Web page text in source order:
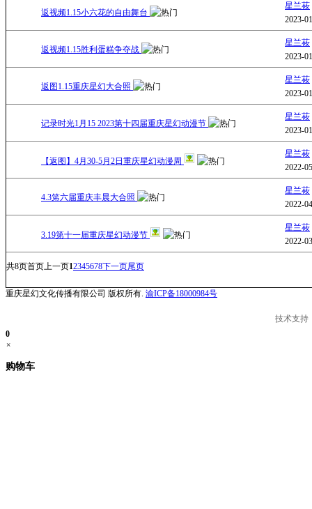
共8页首页上一页12345678下一页尾页
返视频1.15小六花的自由舞台
星兰莜
2023-
返视频1.15胜利蛋糕争夺战
星兰莜
2023-
返图1.15重庆星幻大合照
星兰莜
2023-
记录时光1月15 2023第十四届重庆星幻动漫节
星兰莜
2023-
【返图】4月30-5月2日重庆星幻动漫周
星兰莜
2022-
4.3笫六届重庆丰晨大合照
星兰莜
2022-
3.19第十一届重庆星幻动漫节
星兰莜
2022-
重庆星幻文化传播有限公司 版权所有. 渝ICP备18000984号
技术支持
0
×
购物车